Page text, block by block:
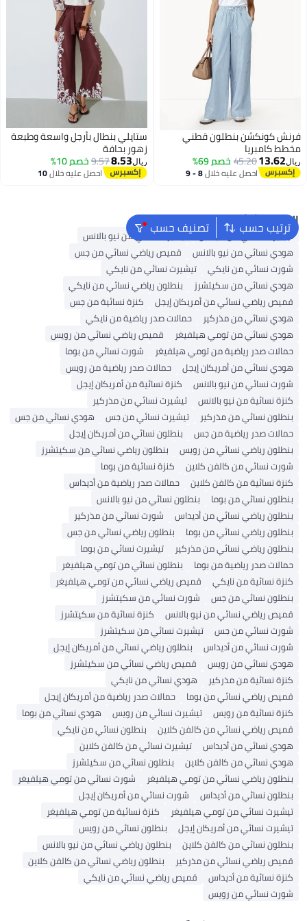
فرنش كونكشن بنطلون قطني
مخطط كامبريا
ريال13.62
45.20خصم 69%
احصل عليه خلال 8 - 9
2
ستايلي بنطال بأرجل واسعة وطبعة
زهور بحافة
ريال8.53
9.57خصم 10%
احصل عليه خلال10
ترتيب حسب تصنيف حسب البحث الشائع
تيشيرت نسائي من أديداس
تيشيرت نسائي من نيو بالانس
هودي نسائي من نيو بالانس
قميص رياضي نسائي من جس
شورت نسائي من نايكي
تيشيرت نسائي من نايكي
هودي نسائي من سكيتشرز
بنطلون رياضي نسائي من نايكي
قميص رياضي نسائي من أمريكان إيجل
كنزة نسائية من جس
هودي نسائي من مذركير
حمالات صدر رياضية من نايكي
هودي نسائي من تومي هيلفيغر
قميص رياضي نسائي من رويس
حمالات صدر رياضية من تومي هيلفيغر
شورت نسائي من بوما
هودي نسائي من أمريكان إيجل
حمالات صدر رياضية من رويس
شورت نسائي من نيو بالانس
كنزة نسائية من أمريكان إيجل
كنزة نسائية من نيو بالانس
تيشيرت نسائي من مذركير
بنطلون نسائي من مذركير
تيشيرت نسائي من جس
هودي نسائي من جس
حمالات صدر رياضية من جس
بنطلون نسائي من أمريكان إيجل
بنطلون رياضي نسائي من رويس
بنطلون رياضي نسائي من سكيتشرز
شورت نسائي من كالفن كلاين
كنزة نسائية من بوما
كنزة نسائية من كالفن كلاين
حمالات صدر رياضية من أديداس
بنطلون نسائي من بوما
بنطلون نسائي من نيو بالانس
بنطلون رياضي نسائي من أديداس
شورت نسائي من مذركير
بنطلون رياضي نسائي من بوما
بنطلون رياضي نسائي من جس
بنطلون رياضي نسائي من مذركير
تيشيرت نسائي من بوما
حمالات صدر رياضية من بوما
بنطلون نسائي من تومي هيلفيغر
كنزة نسائية من نايكي
قميص رياضي نسائي من تومي هيلفيغر
بنطلون نسائي من جس
شورت نسائي من سكيتشرز
قميص رياضي نسائي من نيو بالانس
كنزة نسائية من سكيتشرز
شورت نسائي من جس
تيشيرت نسائي من سكيتشرز
شورت نسائي من أديداس
بنطلون رياضي نسائي من أمريكان إيجل
هودي نسائي من رويس
قميص رياضي نسائي من سكيتشرز
كنزة نسائية من مذركير
هودي نسائي من نايكي
قميص رياضي نسائي من بوما
حمالات صدر رياضية من أمريكان إيجل
كنزة نسائية من رويس
تيشيرت نسائي من رويس
هودي نسائي من بوما
قميص رياضي نسائي من كالفن كلاين
بنطلون نسائي من نايكي
هودي نسائي من أديداس
تيشيرت نسائي من كالفن كلاين
هودي نسائي من كالفن كلاين
بنطلون نسائي من سكيتشرز
بنطلون رياضي نسائي من تومي هيلفيغر
شورت نسائي من تومي هيلفيغر
بنطلون نسائي من أديداس
شورت نسائي من أمريكان إيجل
تيشيرت نسائي من تومي هيلفيغر
كنزة نسائية من تومي هيلفيغر
تيشيرت نسائي من أمريكان إيجل
بنطلون نسائي من رويس
بنطلون نسائي من كالفن كلاين
بنطلون رياضي نسائي من نيو بالانس
قميص رياضي نسائي من مذركير
بنطلون رياضي نسائي من كالفن كلاين
كنزة نسائية من أديداس
قميص رياضي نسائي من نايكي
شورت نسائي من رويس